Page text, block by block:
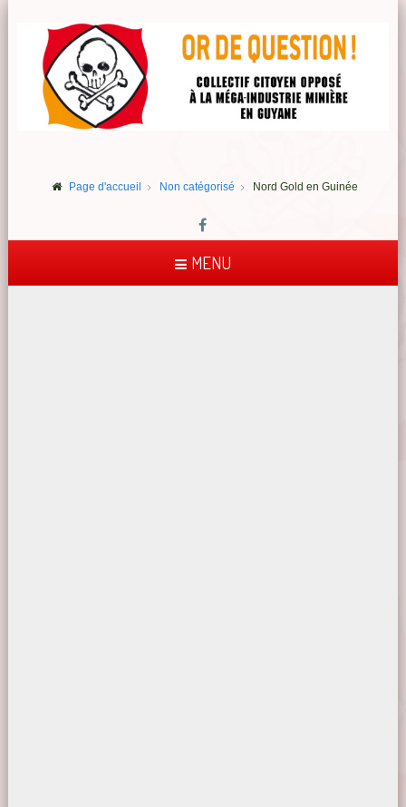
Page d'accueil Non catégorisé Nord Gold en Guinée
MENU